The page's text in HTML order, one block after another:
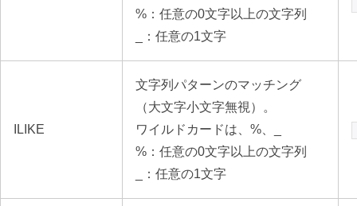
%：任意の0文字以上の文字列
_：任意の1文字
ILIKE
文字列パターンのマッチング
（大文字小文字無視）。
ワイルドカードは、%、_
%：任意の0文字以上の文字列
_：任意の1文字